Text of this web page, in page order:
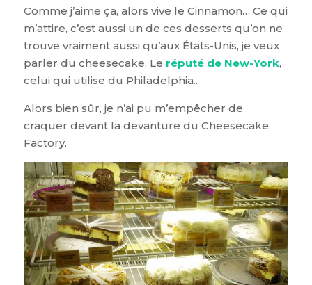
Comme j’aime ça, alors vive le Cinnamon… Ce qui
m’attire, c’est aussi un de ces desserts qu’on ne
trouve vraiment aussi qu’aux États-Unis, je veux
parler du cheesecake. Le réputé de New-York,
celui qui utilise du Philadelphia..
Alors bien sûr, je n’ai pu m’empêcher de
craquer devant la devanture du Cheesecake
Factory.